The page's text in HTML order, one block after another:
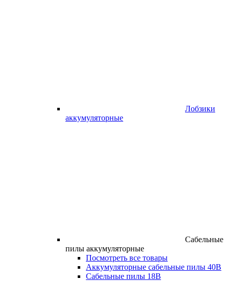
Лобзики
аккумуляторные
Сабельные
пилы аккумуляторные
Посмотреть все товары
Аккумуляторные сабельные пилы 40В
Сабельные пилы 18В